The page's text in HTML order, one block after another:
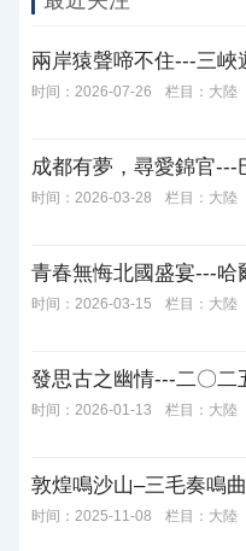
兩岸猿聲啼不住---三峽
时间：2026-07-26 栏目：大陸
成都有夢，尋愛錦官---
时间：2026-03-28 栏目：大陸
青春無悔北國盛宴---哈
时间：2026-03-15 栏目：大陸
發思古之幽情---二〇二
时间：2026-01-13 栏目：大陸
敦煌鳴沙山–三毛奏鳴曲
时间：2025-11-08 栏目：大陸